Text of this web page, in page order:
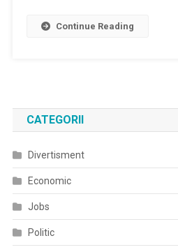
Continue Reading
CATEGORII
Divertisment
Economic
Jobs
Politic